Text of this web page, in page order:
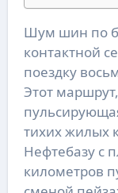
Шум шин по брусчатке, легкое гудение
контактной
поездку
Этот
тихих жилых
Нефтебазу с
километров